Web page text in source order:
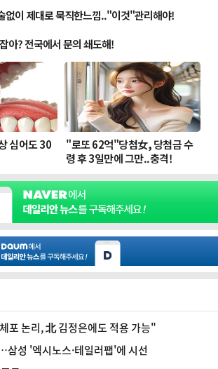
포 논리, 北 김정은에도 적용 가능"
성 '엑시노스·테일러팹'에 시선